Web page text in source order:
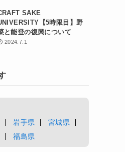
SAKE
【5時限目】野
と能登の復興について
2024.7.1
岩手県
宮城県
福島県